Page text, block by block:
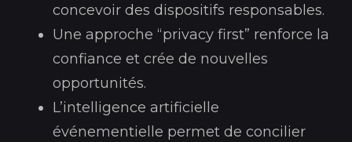
concevoir des dispositifs responsables.
Une approche “privacy first” renforce la
confiance et crée de nouvelles
opportunités.
L’intelligence artificielle
événementielle permet de concilier